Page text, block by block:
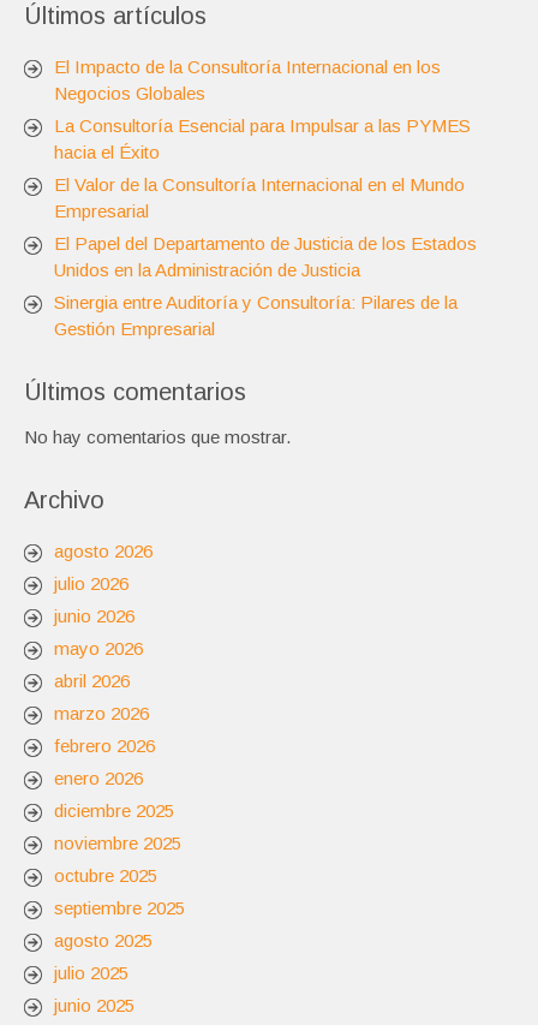
Últimos artículos
El Impacto de la Consultoría Internacional en los
Negocios Globales
La Consultoría Esencial para Impulsar a las PYMES
hacia el Éxito
El Valor de la Consultoría Internacional en el Mundo
Empresarial
El Papel del Departamento de Justicia de los Estados
Unidos en la Administración de Justicia
Sinergia entre Auditoría y Consultoría: Pilares de la
Gestión Empresarial
Últimos comentarios
No hay comentarios que mostrar.
Archivo
agosto 2026
julio 2026
junio 2026
mayo 2026
abril 2026
marzo 2026
febrero 2026
enero 2026
diciembre 2025
noviembre 2025
octubre 2025
septiembre 2025
agosto 2025
julio 2025
junio 2025